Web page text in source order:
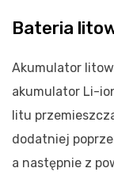
Bateria
Akumulator
akumulator Li-
litu
dodatniej
a następnie z